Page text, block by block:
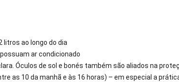
litros ao longo do dia
ar condicionado
Óculos de sol e bonés também são aliados na
as 10 da manhã e às 16 horas) – em especial a